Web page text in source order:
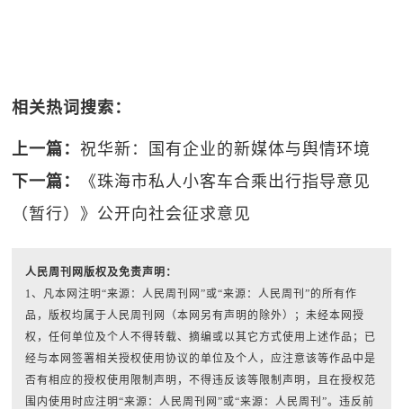
相关热词搜索：
上一篇：祝华新：国有企业的新媒体与舆情环境
下一篇：
《珠海市私人小客车合乘出行指导意见
（暂行）》公开向社会征求意见
人民周刊网版权及免责声明：
1、凡本网注明“来源：人民周刊网”或“来源：人民周刊”的所有作
品，版权均属于人民周刊网（本网另有声明的除外）；未经本网授
权，任何单位及个人不得转载、摘编或以其它方式使用上述作品；已
经与本网签署相关授权使用协议的单位及个人，应注意该等作品中是
否有相应的授权使用限制声明，不得违反该等限制声明，且在授权范
围内使用时应注明“来源：人民周刊网”或“来源：人民周刊”。违反前